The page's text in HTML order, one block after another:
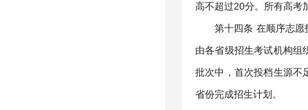
高不超过20分。所有高考
第十四条 在顺序志
由各省级招生考试机构组
批次中，首次投档生源不
省份完成招生计划。